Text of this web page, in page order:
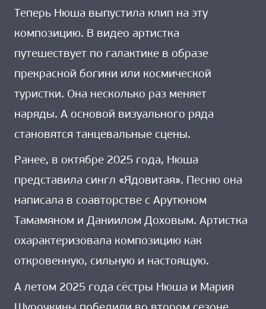
Теперь Нюша выпустила клип на эту
композицию. В видео артистка
путешествует по галактике в образе
прекрасной богини или космической
туристки. Она несколько раз меняет
наряды. А основой визуального ряда
становятся танцевальные сцены.
Ранее, в октябре 2025 года, Нюша
представила сингл «Ядовитая». Песню она
написала в соавторстве с Арутюном
Тамамяном и Даниилом Доховым. Артистка
охарактеризовала композицию как
откровенную, сильную и настоящую.
А летом 2025 года сёстры Нюша и Мария